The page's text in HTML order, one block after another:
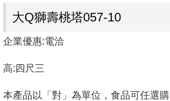
大Q獅壽桃塔057-10
企業優惠:電洽
高:四尺三
本產品以「對」為單位，食品可任選購